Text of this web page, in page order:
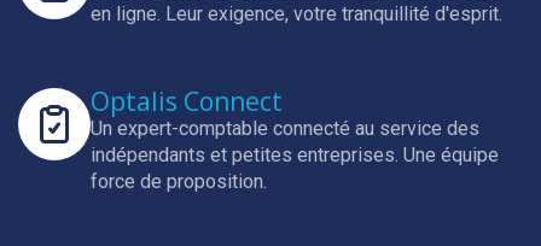
en ligne. Leur exigence, votre tranquillité d'esprit.
Optalis Connect
Un expert-comptable connecté au service des
indépendants et petites entreprises. Une équipe
force de proposition.